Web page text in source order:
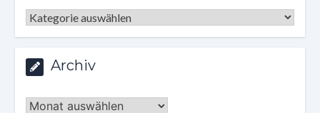
Kategorien
Archiv
Archiv